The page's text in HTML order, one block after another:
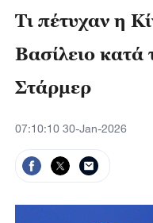
Τι πέτυχαν η
Βασίλειο κατά
Στάρμερ
07:10:10 30-Jan-2026